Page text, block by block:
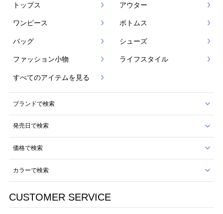
トップス アウター
ワンピース ボトムス
バッグ シューズ
ファッション小物 ライフスタイル
すべてのアイテムを見る
ブランドで検索
発売日で検索
価格で検索
カラーで検索
CUSTOMER SERVICE